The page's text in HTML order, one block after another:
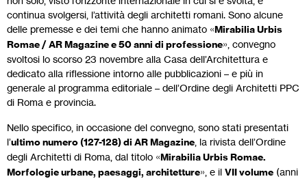
continua svolgersi, l’attività degli architetti romani. Sono alcune
delle premesse e dei temi che hanno animato «Mirabilia Urbis
Romae / AR Magazine e 50 anni di professione», convegno
svoltosi lo scorso 23 novembre alla Casa dell’Architettura e
dedicato alla riflessione intorno alle pubblicazioni – e più in
generale al programma editoriale – dell’Ordine degli Architetti PPC
di Roma e provincia.
Nello specifico, in occasione del convegno, sono stati presentati
l’ultimo numero (127-128) di AR Magazine , la rivista dell’Ordine
degli Architetti di Roma, dal titolo «Mirabilia Urbis Romae.
Morfologie urbane, paesaggi, architetture», e il VII volume (anni